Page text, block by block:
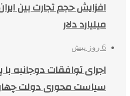
میلیارد دلار
6 روز پیش
اجرای توافقات دوجانبه با
سیاست محوری دولت